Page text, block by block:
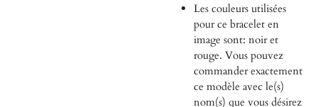
Les couleurs utilisées
pour ce bracelet en
image sont: noir et
rouge. Vous pouvez
commander exactement
ce modèle avec le(s)
nom(s) que vous désirez